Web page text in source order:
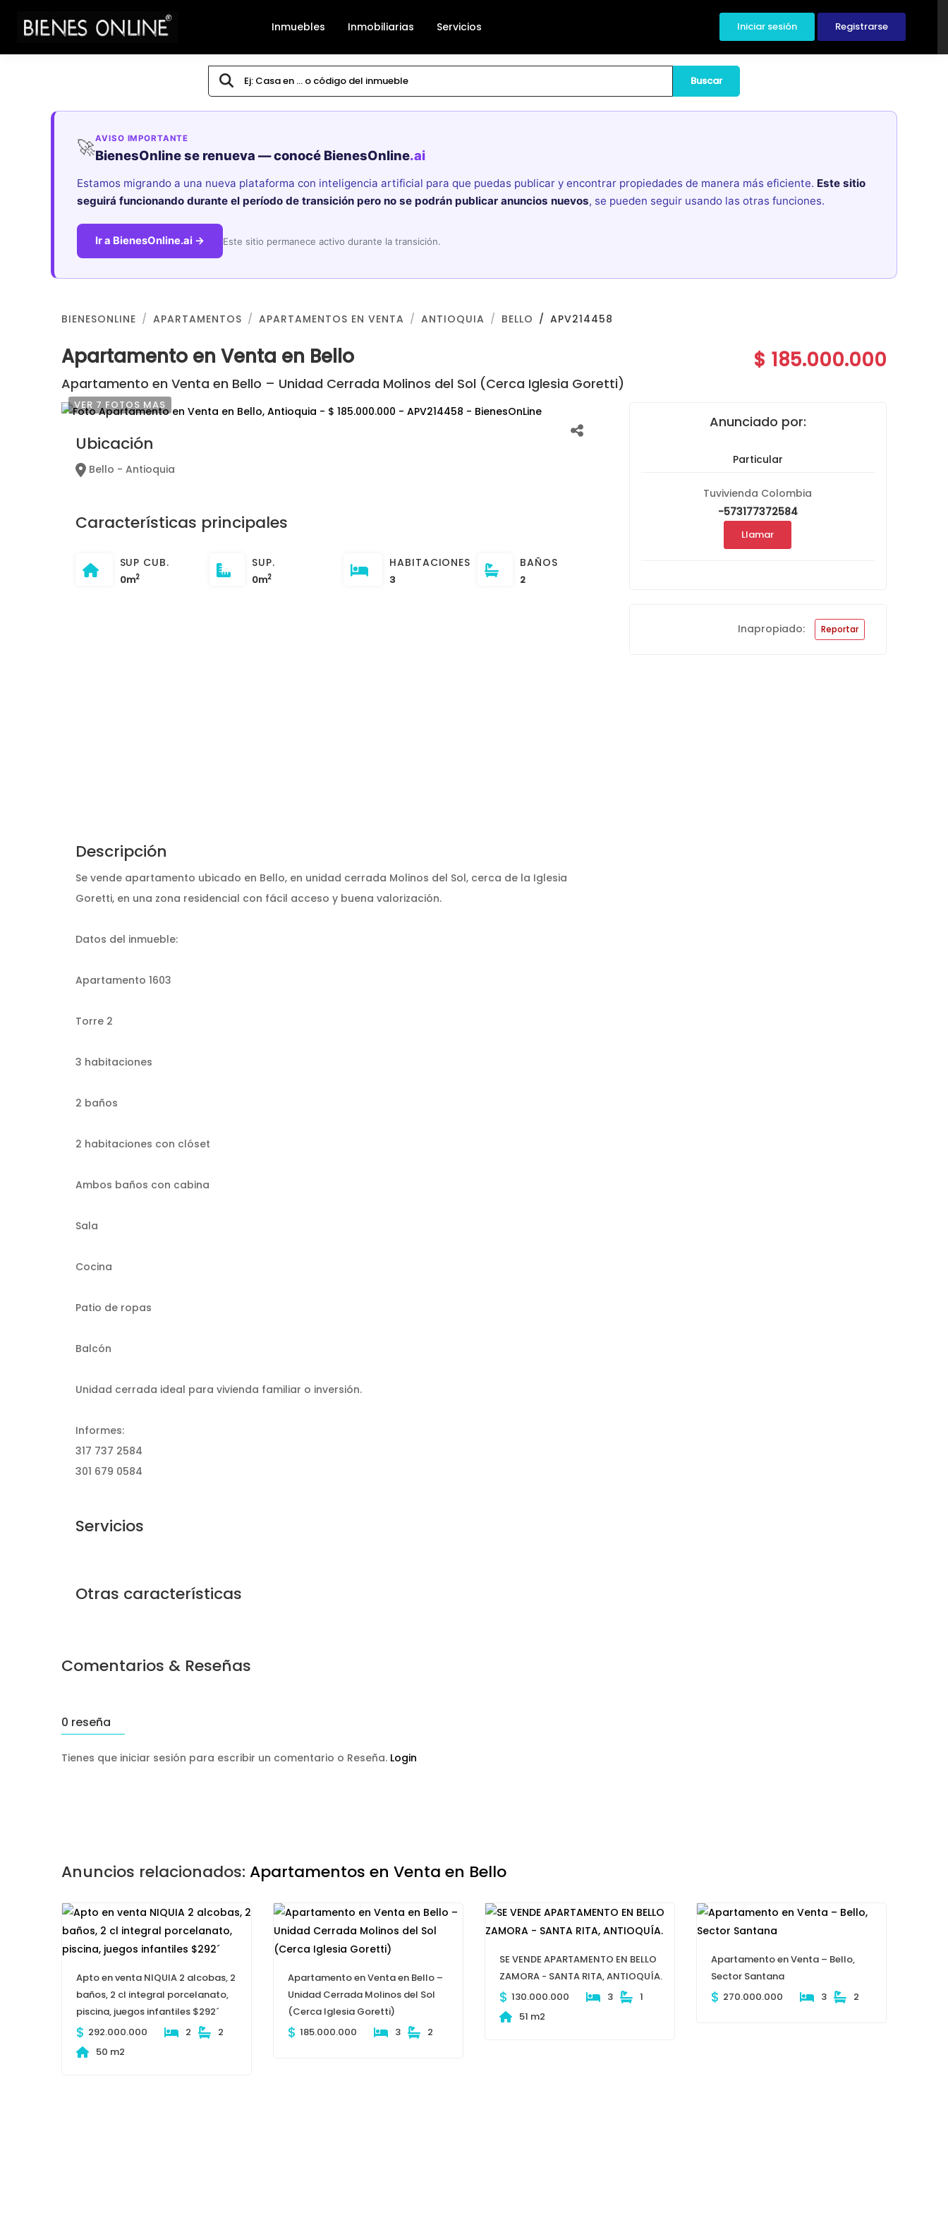
Inmuebles Inmobiliarias Servicios Iniciar sesión Registrarse
Buscar
🚀AVISO IMPORTANTE
BienesOnline se renueva — conocé BienesOnline.ai
Estamos migrando a una nueva plataforma con inteligencia artificial para que puedas publicar y encontrar propiedades de manera más eficiente. Este sitio
seguirá funcionando durante el período de transición pero no se podrán publicar anuncios nuevos, se pueden seguir usando las otras funciones.
Ir a BienesOnline.ai → Este sitio permanece activo durante la transición.
BIENESONLINE APARTAMENTOS APARTAMENTOS EN VENTA ANTIOQUIA BELLO APV214458
Apartamento en Venta en Bello
Apartamento en Venta en Bello – Unidad Cerrada Molinos del Sol (Cerca Iglesia Goretti)
$ 185.000.000
VER 7 FOTOS MAS
Ubicación
Bello - Antioquia
Características principales
SUP CUB.
0m2
SUP.
0m2
HABITACIONES
3
BAÑOS
2
Descripción
Se vende apartamento ubicado en Bello, en unidad cerrada Molinos del Sol, cerca de la Iglesia
Goretti, en una zona residencial con fácil acceso y buena valorización.
Datos del inmueble:
Apartamento 1603
Torre 2
3 habitaciones
2 baños
2 habitaciones con clóset
Ambos baños con cabina
Sala
Cocina
Patio de ropas
Balcón
Unidad cerrada ideal para vivienda familiar o inversión.
Informes:
317 737 2584
301 679 0584
Servicios
Otras características
Comentarios & Reseñas
0 reseña
Tienes que iniciar sesión para escribir un comentario o Reseña. Login
Anunciado por:
Particular
Tuvivienda Colombia
-573177372584
Llamar
Inapropiado: Reportar
Anuncios relacionados: Apartamentos en Venta en Bello
Apto en venta NIQUIA 2 alcobas, 2
baños, 2 cl integral porcelanato,
piscina, juegos infantiles $292´
$ 292.000.000 2
2
50 m2
Apartamento en Venta en Bello –
Unidad Cerrada Molinos del Sol
(Cerca Iglesia Goretti)
$ 185.000.000 3 2
SE VENDE APARTAMENTO EN BELLO
ZAMORA - SANTA RITA, ANTIOQUÍA.
$ 130.000.000 3
1
51 m2
Apartamento en Venta – Bello,
Sector Santana
$ 270.000.000 3 2